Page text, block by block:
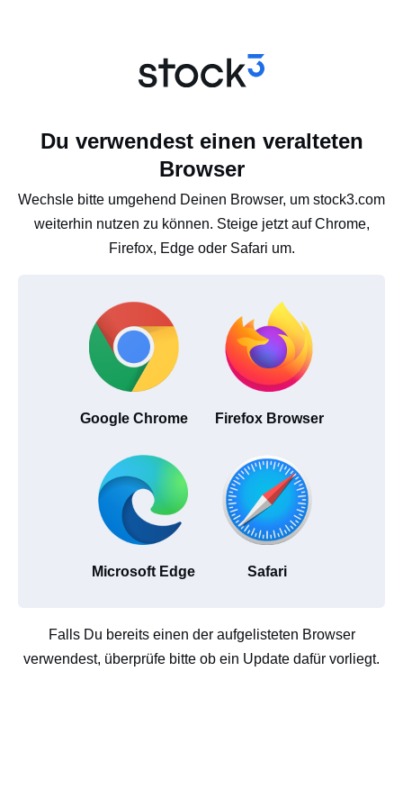
Du verwendest einen veralteten
Browser
Wechsle bitte umgehend Deinen Browser, um stock3.com
weiterhin nutzen zu können. Steige jetzt auf Chrome,
Firefox, Edge oder Safari um.
Google Chrome Firefox Browser
Microsoft Edge Safari
Falls Du bereits einen der aufgelisteten Browser
verwendest, überprüfe bitte ob ein Update dafür vorliegt.